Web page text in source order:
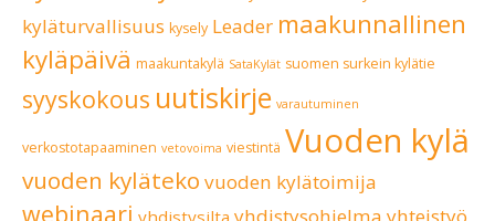
kyläturvallisuus kysely Leader maakunnallinen
kyläpäivä maakuntakylä SataKylät suomen surkein kylätie
syyskokous uutiskirje varautuminen
verkostotapaaminen vetovoima viestintä Vuoden kylä
vuoden kyläteko vuoden kylätoimija
webinaari